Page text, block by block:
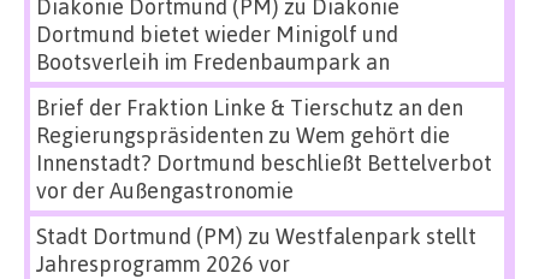
Diakonie Dortmund (PM) zu Diakonie
Dortmund bietet wieder Minigolf und
Bootsverleih im Fredenbaumpark an
Brief der Fraktion Linke & Tierschutz an den
Regierungspräsidenten zu Wem gehört die
Innenstadt? Dortmund beschließt Bettelverbot
vor der Außengastronomie
Stadt Dortmund (PM) zu Westfalenpark stellt
Jahresprogramm 2026 vor